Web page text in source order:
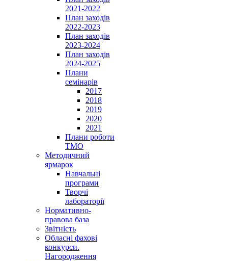
2021-2022
План заходів
2022-2023
План заходів
2023-2024
План заходів
2024-2025
Плани
семінарів
2017
2018
2019
2020
2021
Плани роботи
ТМО
Методичний
ярмарок
Навчальні
програми
Творчі
лабораторії
Нормативно-
правова база
Звітність
Обласні фахові
конкурси.
Нагородження